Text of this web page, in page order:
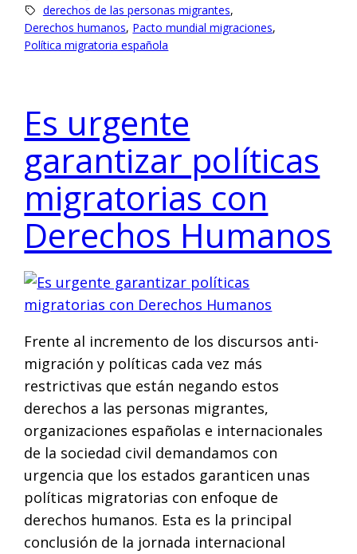
derechos de las personas migrantes,
Derechos humanos, Pacto mundial migraciones,
Política migratoria española
Es urgente
garantizar políticas
migratorias con
Derechos Humanos
Frente al incremento de los discursos anti-
migración y políticas cada vez más
restrictivas que están negando estos
derechos a las personas migrantes,
organizaciones españolas e internacionales
de la sociedad civil demandamos con
urgencia que los estados garanticen unas
políticas migratorias con enfoque de
derechos humanos. Esta es la principal
conclusión de la jornada internacional